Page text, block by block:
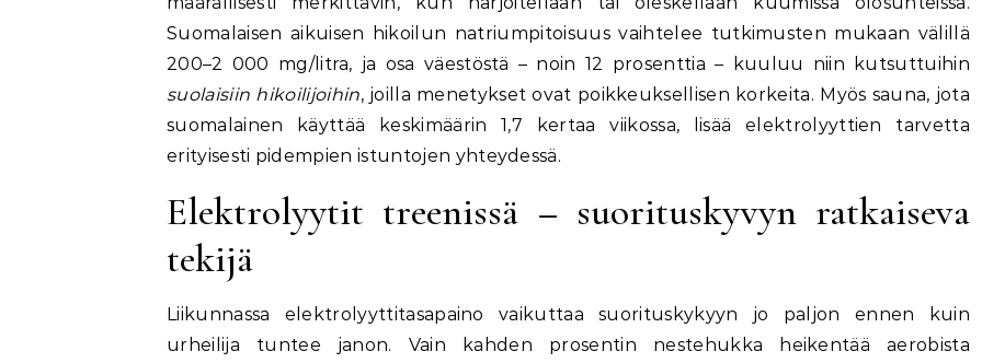
Suomalaisen aikuisen hikoilun natriumpitoisuus vaihtelee tutkimusten mukaan välillä
200–2 000 mg/litra, ja osa väestöstä – noin 12 prosenttia – kuuluu niin kutsuttuihin
suolaisiin hikoilijoihin, joilla menetykset ovat poikkeuksellisen korkeita. Myös sauna, jota
suomalainen käyttää keskimäärin 1,7 kertaa viikossa, lisää elektrolyyttien tarvetta
erityisesti pidempien istuntojen yhteydessä.
Elektrolyytit treenissä – suorituskyvyn ratkaiseva
tekijä
Liikunnassa elektrolyyttitasapaino vaikuttaa suorituskykyyn jo paljon ennen kuin
urheilija tuntee janon. Vain kahden prosentin nestehukka heikentää aerobista